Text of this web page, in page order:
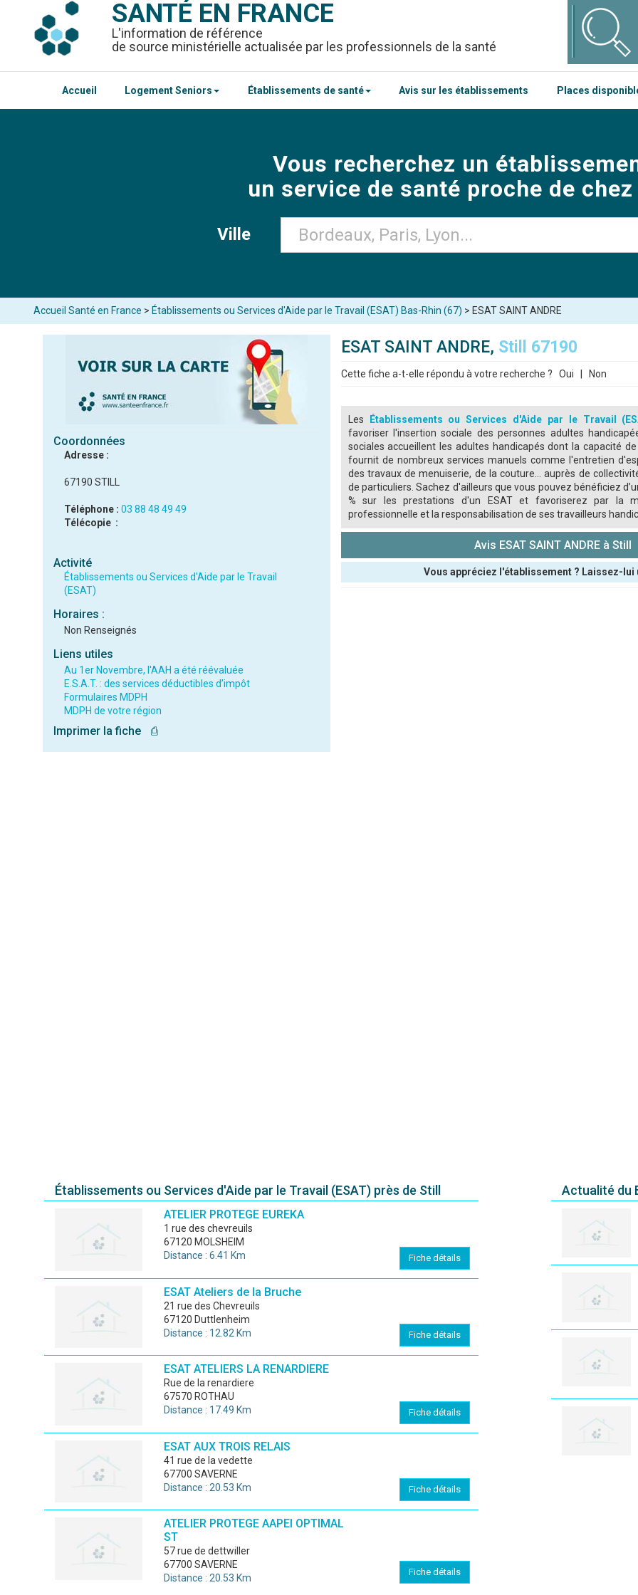
SANTÉ EN FRANCE
L'information de référence
de source ministérielle actualisée par les professionnels de la santé
Accueil Logement Seniors Établissements de santé Avis sur les établissements Places
Vous recherchez un
un service de santé proche de chez
Ville
Accueil Santé en France > Établissements ou Services d'Aide par le Travail (ESAT) Bas-Rhin (67) > ESAT SAINT ANDRE
Coordonnées
Adresse :
67190 STILL
Téléphone : 03 88 48 49 49
Télécopie :
Activité
Établissements ou Services d'Aide par le Travail
(ESAT)
Horaires :
Non Renseignés
Liens utiles
Au 1er Novembre, l'AAH a été réévaluée
E.S.A.T. : des services déductibles d’impôt
Formulaires MDPH
MDPH de votre région
Imprimer la fiche ⎙
ESAT SAINT ANDRE, Still 67190
Cette fiche a-t-elle répondu à votre recherche ? Oui Non
Les Établissements ou Services d'Aide par le Travail
favoriser l'insertion sociale des personnes adultes
sociales accueillent les adultes handicapés dont la capacité
fournit de nombreux services manuels comme l'entretien
des travaux de menuiserie, de la couture... auprès de
de particuliers. Sachez d'ailleurs que vous pouvez bénéficiez
% sur les prestations d'un ESAT et favoriserez par la
professionnelle et la responsabilisation de ses travailleurs
Avis ESAT SAINT ANDRE à Still
Vous appréciez l'établissement ? Laissez-lui
Établissements ou Services d'Aide par le Travail (ESAT) près de Still
ATELIER PROTEGE EUREKA
1 rue des chevreuils
67120 MOLSHEIM
Distance : 6.41 Km
Fiche détails
ESAT Ateliers de la Bruche
21 rue des Chevreuils
67120 Duttlenheim
Distance : 12.82 Km
Fiche détails
ESAT ATELIERS LA RENARDIERE
rue de la renardiere
67570 ROTHAU
Distance : 17.49 Km
Fiche détails
ESAT AUX TROIS RELAIS
41 rue de la vedette
67700 SAVERNE
Distance : 20.53 Km
Fiche détails
ATELIER PROTEGE AAPEI OPTIMAL
ST
57 rue de dettwiller
67700 SAVERNE
Distance : 20.53 Km
Fiche détails
Actualité du